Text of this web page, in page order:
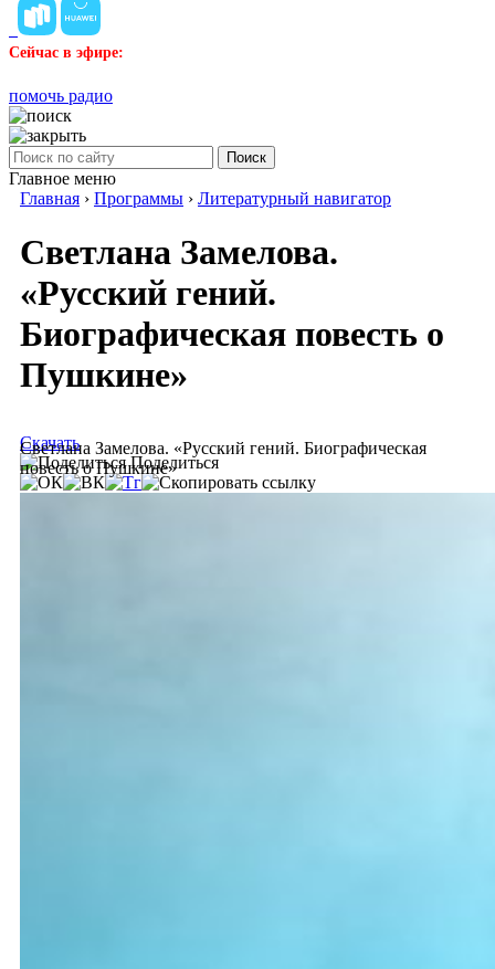
Сейчас в эфире:
помочь радио
Поиск
Главное меню
Главная › Программы › Литературный навигатор
Светлана Замелова.
«Русский гений.
Биографическая повесть о
Пушкине»
Светлана Замелова. «Русский гений. Биографическая
повесть о Пушкине»
Скачать
Поделиться